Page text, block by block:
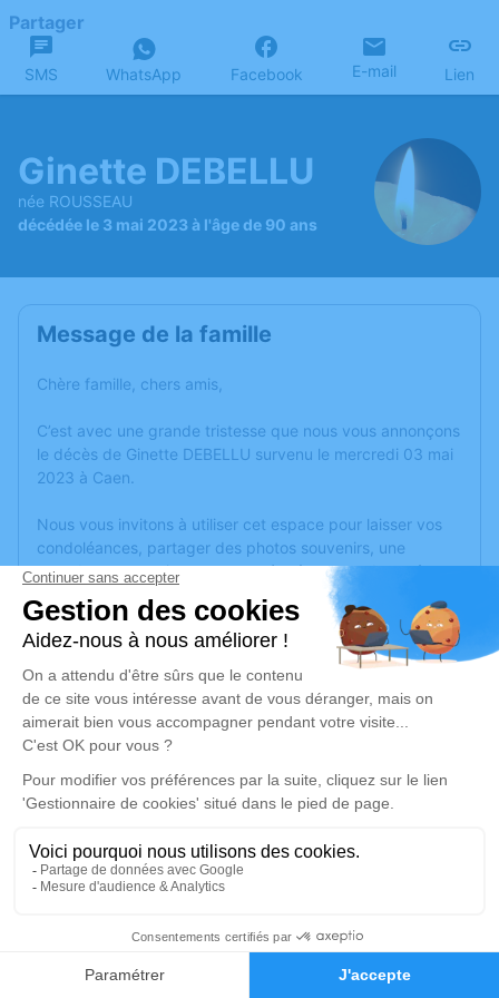
Faire-part Hommages
Partager
SMS WhatsApp Facebook E-mail Lien
Ginette DEBELLU
née ROUSSEAU
décédée le 3 mai 2023 à l'âge de 90 ans
Message de la famille
Chère famille, chers amis,
C’est avec une grande tristesse que nous vous annonçons
le décès de Ginette DEBELLU survenu le mercredi 03 mai
2023 à Caen.
Nous vous invitons à utiliser cet espace pour laisser vos
condoléances, partager des photos souvenirs, une
anecdote ou exprimer vos pensées à travers des poèmes
ou des textes. Cet endroit est un lieu d'expression dédié à
honorer la mémoire de Ginette DEBELLU.
Un service de plantation d’arbre hommage estdisponible
mercredi 10 mai 2023 à 14h30
Église Notre Dame du Perpétuel Secours de
Puteaux